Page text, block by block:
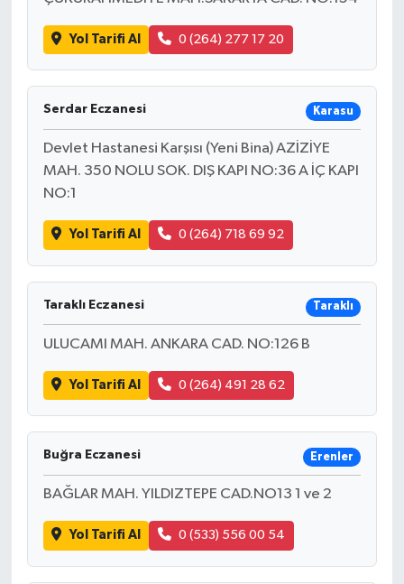
Yol Tarifi Al 0 (264) 277 17 20
Serdar Eczanesi Karasu
Devlet Hastanesi Karşısı (Yeni Bina) AZİZİYE
MAH. 350 NOLU SOK. DIŞ KAPI NO:36 A İÇ KAPI
NO:1
Yol Tarifi Al 0 (264) 718 69 92
Taraklı Eczanesi Taraklı
ULUCAMI MAH. ANKARA CAD. NO:126 B
Yol Tarifi Al 0 (264) 491 28 62
Buğra Eczanesi Erenler
BAĞLAR MAH. YILDIZTEPE CAD.NO13 1 ve 2
Yol Tarifi Al 0 (533) 556 00 54